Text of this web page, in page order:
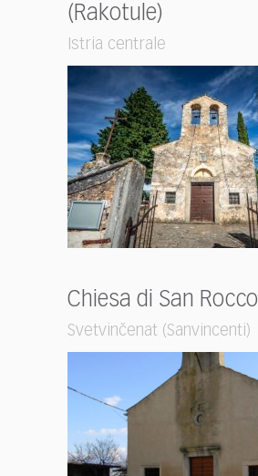
(Rakotule)
Istria centrale
Chiesa di San Rocco
Svetvinčenat (Sanvincenti)